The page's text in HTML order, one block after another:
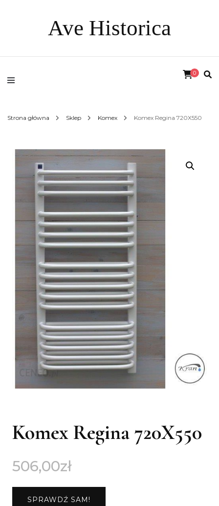
Ave Historica
0
Strona główna Sklep Komex Komex Regina 720X550
Komex Regina 720X550
506,00zł
SPRAWDŹ SAM!